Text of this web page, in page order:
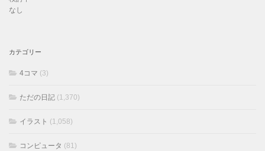
なし
カテゴリー
4コマ (3)
ただの日記 (1,370)
イラスト (1,058)
コンピュータ (81)